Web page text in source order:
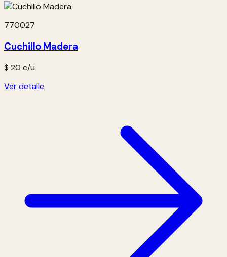
770027
Cuchillo Madera
$ 20 c/u
Ver detalle